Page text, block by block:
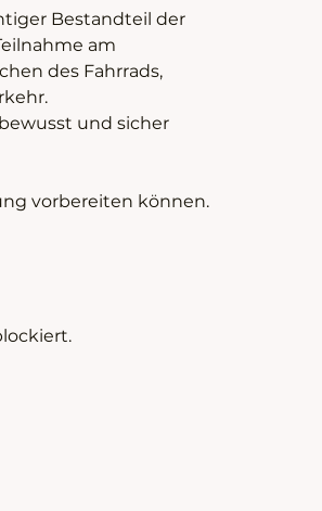
Bestandteil der
am
des Fahrrads,
und sicher
vorbereiten können.